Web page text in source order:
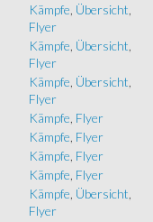
Kämpfe Übersicht
Flyer
Kämpfe Übersicht
Flyer
Kämpfe Übersicht
Flyer
Kämpfe Flyer
Kämpfe Flyer
Kämpfe Flyer
Kämpfe Flyer
Kämpfe Übersicht
Flyer